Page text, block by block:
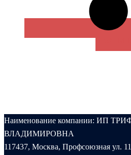
Наименование компании: ИП
ВЛАДИМИРОВНА
117437, Москва, Профсоюзная ул.